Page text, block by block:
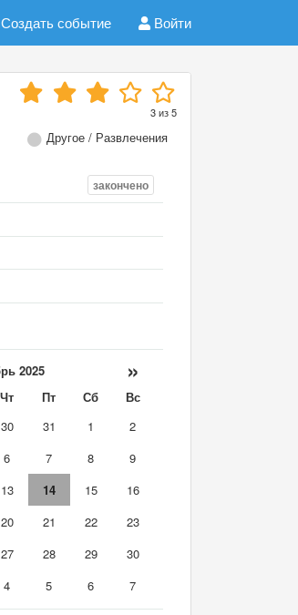
Создать событие Войти
3из5
Другое / Развлечения
закончено
2025 »
Чт Пт Сб
Вс
30 31 1
2
6 7 8
9
13 14 15
16
20 21 22
23
27 28 29
30
4 5 6 7